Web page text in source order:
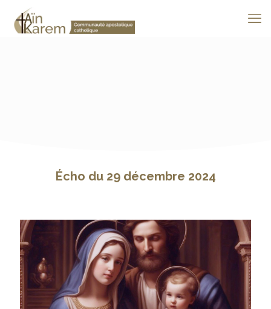
Écho du 29 décembre 2024